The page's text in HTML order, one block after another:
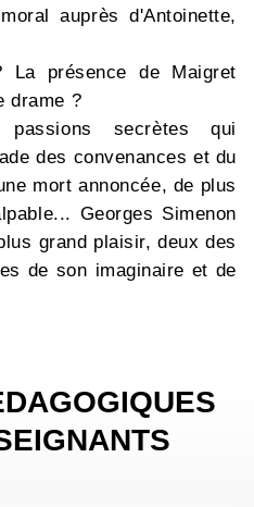
auprès d'Antoinette,
présence de Maigret
drame ?
secrètes qui
des convenances et du
mort annoncée, de plus
Georges Simenon
grand plaisir, deux des
de son imaginaire et de